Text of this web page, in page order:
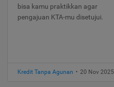
bisa kamu praktikkan agar
pengajuan KTA-mu disetujui.
Kredit Tanpa Agunan • 20 Nov 2025